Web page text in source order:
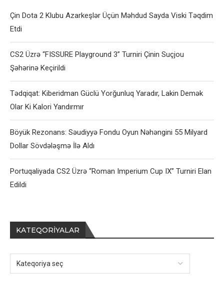
Çin Dota 2 Klubu Azarkeşlər Üçün Məhdud Sayda Viski Təqdim
Etdi
CS2 Üzrə “FISSURE Playground 3” Turniri Çinin Suçjou
Şəhərinə Keçirildi
Tədqiqat: Kiberidman Güclü Yorğunluq Yaradır, Lakin Demək
Olar Ki Kalori Yandırmır
Böyük Rezonans: Səudiyyə Fondu Oyun Nəhəngini 55 Milyard
Dollar Sövdələşmə İlə Aldı
Portuqaliyada CS2 Üzrə “Roman Imperium Cup IX” Turniri Elan
Edildi
KATEQORIYALAR